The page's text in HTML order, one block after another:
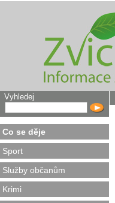
Vyhledej
Co se děje
Sport
Služby občanům
Krimi